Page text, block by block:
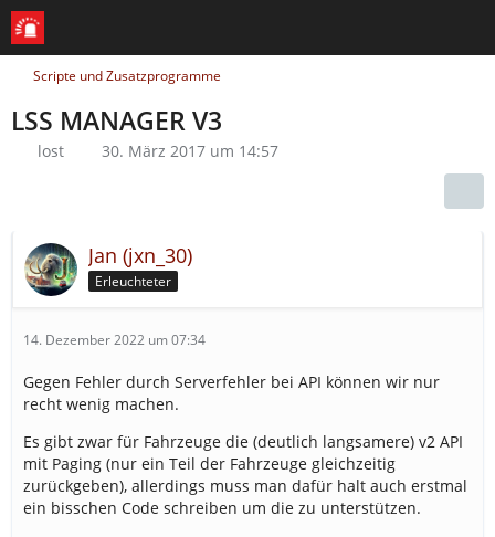
Scripte und Zusatzprogramme
LSS MANAGER V3
lost 30. März 2017 um 14:57
Jan (jxn_30)
Erleuchteter
14. Dezember 2022 um 07:34
Gegen Fehler durch Serverfehler bei API können wir nur
recht wenig machen.
Es gibt zwar für Fahrzeuge die (deutlich langsamere) v2 API
mit Paging (nur ein Teil der Fahrzeuge gleichzeitig
zurückgeben), allerdings muss man dafür halt auch erstmal
ein bisschen Code schreiben um die zu unterstützen.